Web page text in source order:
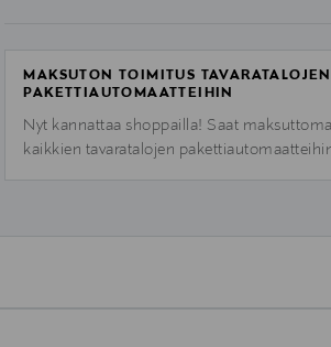
MAKSUTON TOIMITUS TAVARATALOJEN
PAKETTIAUTOMAATTEIHIN
Nyt kannattaa shoppailla! Saat
kaikkien tavaratalojen